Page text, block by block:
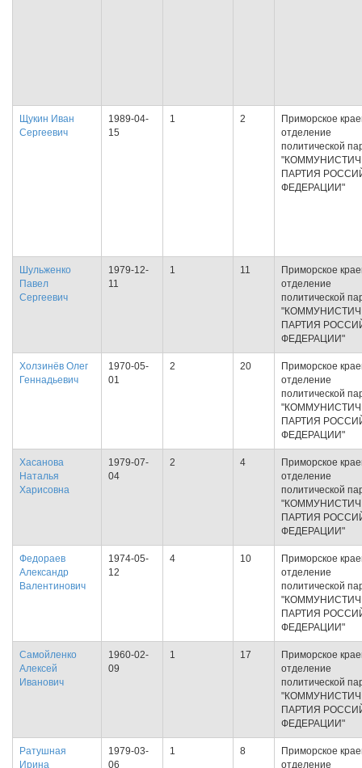
Щукин Иван
Сергеевич
1989-04-
15
1 2
Приморское
отделение
политической
ПАРТИЯ
ФЕДЕРАЦИИ"
Шульженко
Павел
Сергеевич
1979-12-
11
1 11
Приморское
отделение
политической
ПАРТИЯ
ФЕДЕРАЦИИ"
Холзинёв Олег
Геннадьевич
1970-05-
01
2 20
Приморское
отделение
политической
ПАРТИЯ
ФЕДЕРАЦИИ"
Хасанова
Наталья
Харисовна
1979-07-
04
2 4
Приморское
отделение
политической
ПАРТИЯ
ФЕДЕРАЦИИ"
Федораев
Александр
Валентинович
1974-05-
12
4 10
Приморское
отделение
политической
ПАРТИЯ
ФЕДЕРАЦИИ"
Самойленко
Алексей
Иванович
1960-02-
09
1 17
Приморское
отделение
политической
ПАРТИЯ
ФЕДЕРАЦИИ"
Ратушная
Ирина
1979-03-
06
1 8
Приморское
отделение